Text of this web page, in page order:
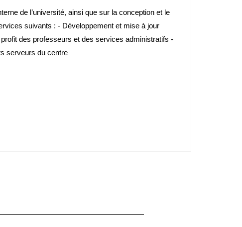
de l’université, ainsi que sur la conception et le
suivants : - Développement et mise à jour
des professeurs et des services administratifs -
serveurs du centre